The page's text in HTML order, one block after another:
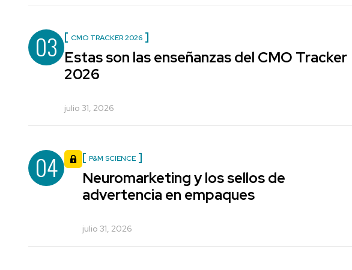
03 CMO TRACKER 2026
Estas son las enseñanzas del CMO Tracker
2026
julio 31, 2026
04 P&M SCIENCE
Neuromarketing y los sellos de
advertencia en empaques
julio 31, 2026